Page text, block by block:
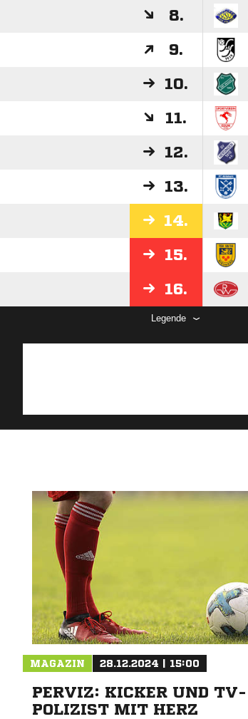
8.
9.
10.
11.
12.
13.
14.
15.
16.
Legende
MAGAZIN 28.12.2024 | 15:00
PERVIZ: KICKER UND TV-
POLIZIST MIT HERZ